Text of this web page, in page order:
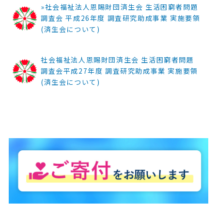
»社会福祉法人恩賜財団済生会 生活困窮者問題
調査会 平成26年度 調査研究助成事業 実施要領
(済生会について)
社会福祉法人恩賜財団済生会 生活困窮者問題
調査会平成27年度 調査研究助成事業 実施要領
(済生会について)